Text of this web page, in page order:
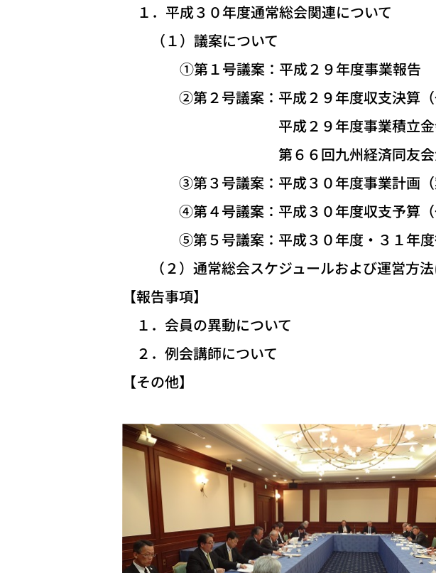
１．平成３０年度通常総会関連について
（１）議案について
①第１号議案：平成２９年度事業報告
②第２号議案：平成２９年度収支決算（
平成２９年度事業積立金会計（
第６６回九州経済同友会大会（
③第３号議案：平成３０年度事業計画（
④第４号議案：平成３０年度収支予算（一
⑤第５号議案：平成３０年度・３１年度役
（２）通常総会スケジュールおよび運営方法
【報告事項】
１．会員の異動について
２．例会講師について
【その他】